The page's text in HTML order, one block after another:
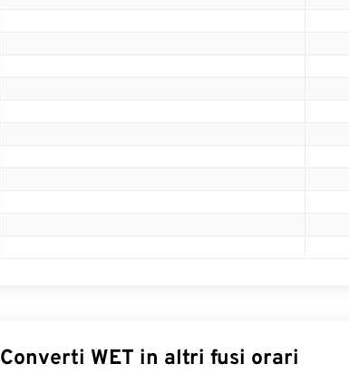
Converti WET in altri fusi orari